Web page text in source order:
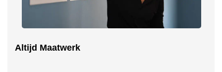
Altijd Maatwerk